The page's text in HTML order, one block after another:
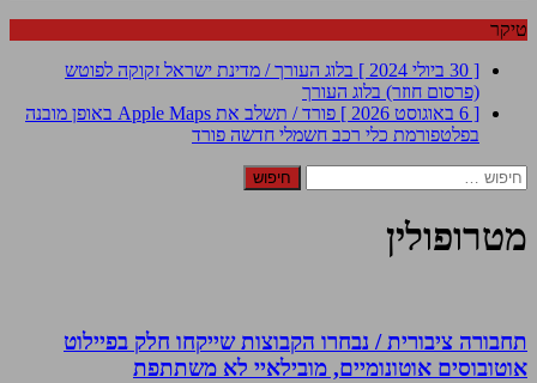
טיקר
[ 30 ביולי 2024 ]
בלוג העורך / מדינת ישראל זקוקה לפוטש
(פרסום חוזר) בלוג העורך
[ 6 באוגוסט 2026 ]
פורד / תשלב את Apple Maps באופן מובנה
בפלטפורמת כלי רכב חשמלי חדשה פורד
חיפוש:
מטרופולין
תחבורה ציבורית / נבחרו הקבוצות שייקחו חלק בפיילוט
אוטובוסים אוטונומיים, מובילאיי לא משתתפת